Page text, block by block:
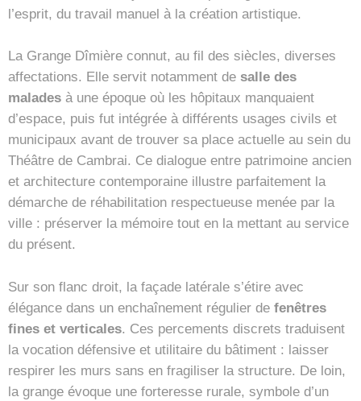
l’esprit, du travail manuel à la création artistique.
La Grange Dîmière connut, au fil des siècles, diverses
affectations. Elle servit notamment de salle des
malades à une époque où les hôpitaux manquaient
d’espace, puis fut intégrée à différents usages civils et
municipaux avant de trouver sa place actuelle au sein du
Théâtre de Cambrai. Ce dialogue entre patrimoine ancien
et architecture contemporaine illustre parfaitement la
démarche de réhabilitation respectueuse menée par la
ville : préserver la mémoire tout en la mettant au service
du présent.
Sur son flanc droit, la façade latérale s’étire avec
élégance dans un enchaînement régulier de fenêtres
fines et verticales. Ces percements discrets traduisent
la vocation défensive et utilitaire du bâtiment : laisser
respirer les murs sans en fragiliser la structure. De loin,
la grange évoque une forteresse rurale, symbole d’un